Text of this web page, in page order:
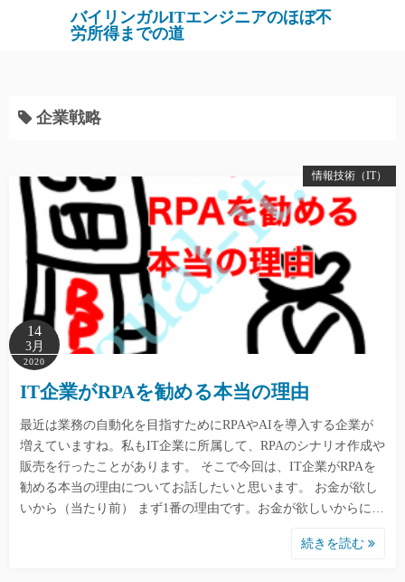
バイリンガルITエンジニアのほぼ不
労所得までの道
企業戦略
情報技術（IT）
14
3月
2020
IT企業がRPAを勧める本当の理由
最近は業務の自動化を目指すためにRPAやAIを導入する企業が
増えていますね。私もIT企業に所属して、RPAのシナリオ作成や
販売を行ったことがあります。 そこで今回は、IT企業がRPAを
勧める本当の理由についてお話したいと思います。 お金が欲し
いから（当たり前） まず1番の理由です。お金が欲しいからに…
続きを読む